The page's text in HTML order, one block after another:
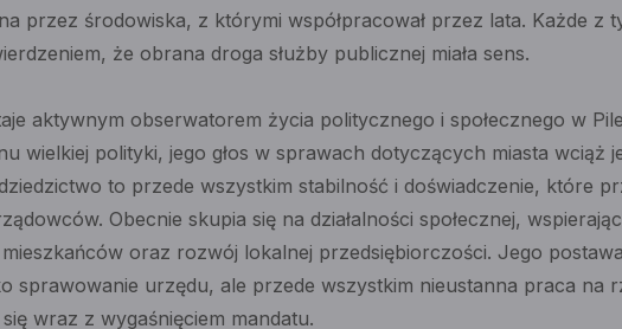
przez środowiska, z którymi współpracował przez lata. Każde z
że obrana droga służby publicznej miała sens.
aktywnym obserwatorem życia politycznego i społecznego w
wielkiej polityki, jego głos w sprawach dotyczących miasta wciąż
to przede wszystkim stabilność i doświadczenie, które
Obecnie skupia się na działalności społecznej,
oraz rozwój lokalnej przedsiębiorczości. Jego
sprawowanie urzędu, ale przede wszystkim nieustanna praca na
wraz z wygaśnięciem mandatu.